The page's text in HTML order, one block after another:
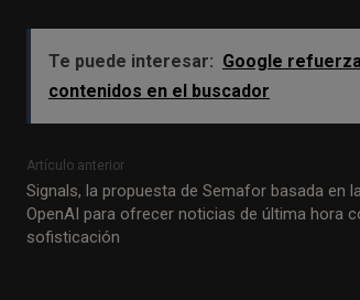
Te puede interesar: Google
contenidos en el buscador
Artículo anterior
Signals, la propuesta de Semafor basada en
OpenAI para ofrecer noticias de última hora
sofisticación